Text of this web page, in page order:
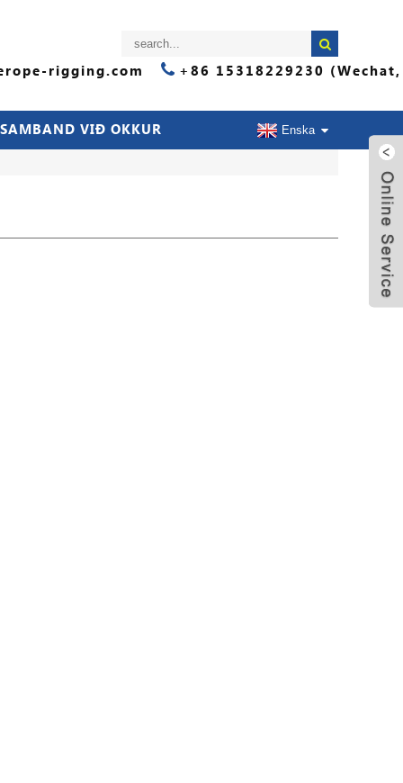
rigging.com +86 15318229230
VIÐ OKKUR Enska